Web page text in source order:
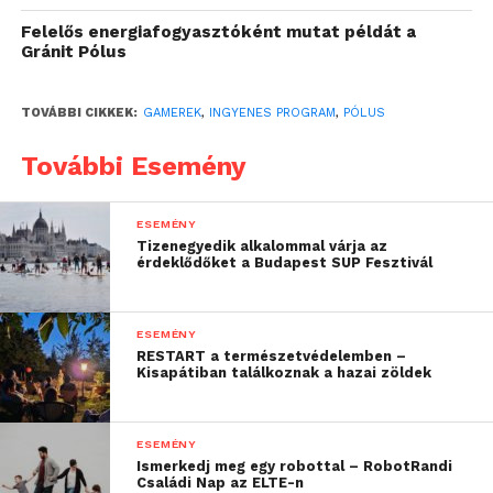
Nézőként nemcsak átélheted az eddigi legnagyobb
FC 26-os versenyt, hanem MediaMarkt és
Konzolvilág gamer ajándékokat, sőt mozijegyeket,
továbbá influenszerek elleni 1v1 “kuponokat” is
nyerhetsz. A tét, amiért a döntőbe jutottak játszanak,
az összesen 500.000 Ft értékű Pólus Ajándékkártya.
Ez tényleg egy páratlan lehetőség számodra, vésd be
Felelős energiafogyasztóként mutat példát a
Gránit Pólus
TOVÁBBI CIKKEK: GAMEREK, INGYENES PROGRAM, PÓLUS
További Esemény
ESEMÉNY
Tizenegyedik alkalommal várja az
érdeklődőket a Budapest SUP Fesztivál
ESEMÉNY
RESTART a természetvédelemben –
Kisapátiban találkoznak a hazai zöldek
ESEMÉNY
Ismerkedj meg egy robottal – RobotRandi
Családi Nap az ELTE-n